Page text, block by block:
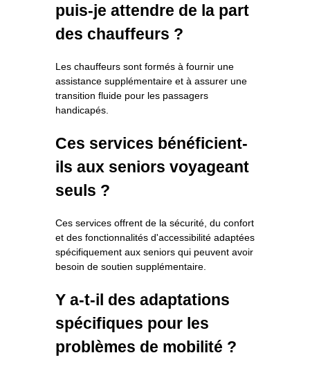
puis-je attendre de la part
des chauffeurs ?
Les chauffeurs sont formés à fournir une
assistance supplémentaire et à assurer une
transition fluide pour les passagers
handicapés.
Ces services bénéficient-
ils aux seniors voyageant
seuls ?
Ces services offrent de la sécurité, du confort
et des fonctionnalités d'accessibilité adaptées
spécifiquement aux seniors qui peuvent avoir
besoin de soutien supplémentaire.
Y a-t-il des adaptations
spécifiques pour les
problèmes de mobilité ?